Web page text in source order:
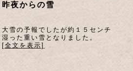
昨夜からの雪
大雪の予報でしたが約１５センチ
湿った重い雪となりました。
[全文を表示]